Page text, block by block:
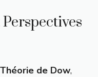
Théorie de Dow,